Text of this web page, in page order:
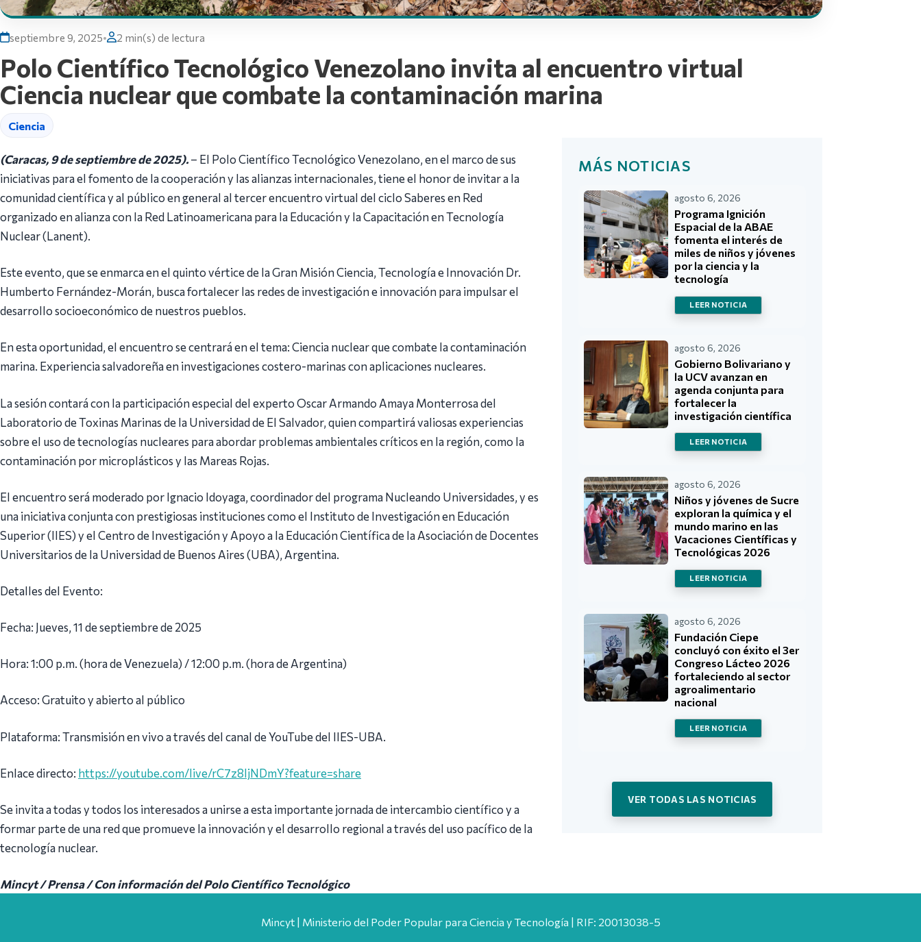
septiembre 9, 2025• 2 min(s) de lectura
Polo Científico Tecnológico Venezolano invita al encuentro virtual
Ciencia nuclear que combate la contaminación marina
Ciencia
(Caracas, 9 de septiembre de 2025). – El Polo Científico Tecnológico Venezolano, en el marco de sus
iniciativas para el fomento de la cooperación y las alianzas internacionales, tiene el honor de invitar a la
comunidad científica y al público en general al tercer encuentro virtual del ciclo Saberes en Red
organizado en alianza con la Red Latinoamericana para la Educación y la Capacitación en Tecnología
Nuclear (Lanent).
Este evento, que se enmarca en el quinto vértice de la Gran Misión Ciencia, Tecnología e Innovación Dr.
Humberto Fernández-Morán, busca fortalecer las redes de investigación e innovación para impulsar el
desarrollo socioeconómico de nuestros pueblos.
En esta oportunidad, el encuentro se centrará en el tema: Ciencia nuclear que combate la contaminación
marina. Experiencia salvadoreña en investigaciones costero-marinas con aplicaciones nucleares.
La sesión contará con la participación especial del experto Oscar Armando Amaya Monterrosa del
Laboratorio de Toxinas Marinas de la Universidad de El Salvador, quien compartirá valiosas experiencias
sobre el uso de tecnologías nucleares para abordar problemas ambientales críticos en la región, como la
contaminación por microplásticos y las Mareas Rojas.
El encuentro será moderado por Ignacio Idoyaga, coordinador del programa Nucleando Universidades, y es
una iniciativa conjunta con prestigiosas instituciones como el Instituto de Investigación en Educación
Superior (IIES) y el Centro de Investigación y Apoyo a la Educación Científica de la Asociación de Docentes
Universitarios de la Universidad de Buenos Aires (UBA), Argentina.
Detalles del Evento:
Fecha: Jueves, 11 de septiembre de 2025
Hora: 1:00 p.m. (hora de Venezuela) / 12:00 p.m. (hora de Argentina)
Acceso: Gratuito y abierto al público
Plataforma: Transmisión en vivo a través del canal de YouTube del IIES-UBA.
Enlace directo: https://youtube.com/live/rC7z8ljNDmY?feature=share
Se invita a todas y todos los interesados a unirse a esta importante jornada de intercambio científico y a
formar parte de una red que promueve la innovación y el desarrollo regional a través del uso pacífico de la
tecnología nuclear.
Mincyt / Prensa / Con información del Polo Científico Tecnológico
MÁS NOTICIAS
agosto 6, 2026
Programa Ignición
Espacial de la ABAE
fomenta el interés de
miles de niños y jóvenes
por la ciencia y la
tecnología
LEER NOTICIA
agosto 6, 2026
Gobierno Bolivariano y
la UCV avanzan en
agenda conjunta para
fortalecer la
investigación científica
LEER NOTICIA
agosto 6, 2026
Niños y jóvenes de Sucre
exploran la química y el
mundo marino en las
Vacaciones Científicas y
Tecnológicas 2026
LEER NOTICIA
agosto 6, 2026
Fundación Ciepe
concluyó con éxito el 3er
Congreso Lácteo 2026
fortaleciendo al sector
agroalimentario
nacional
LEER NOTICIA
VER TODAS LAS NOTICIAS
Mincyt | Ministerio del Poder Popular para Ciencia y Tecnología | RIF: 20013038-5